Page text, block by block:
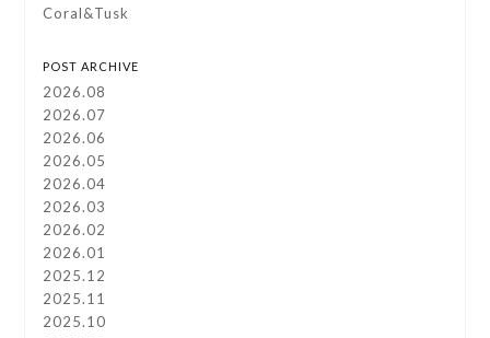
Coral&Tusk
POST ARCHIVE
2026.08
2026.07
2026.06
2026.05
2026.04
2026.03
2026.02
2026.01
2025.12
2025.11
2025.10